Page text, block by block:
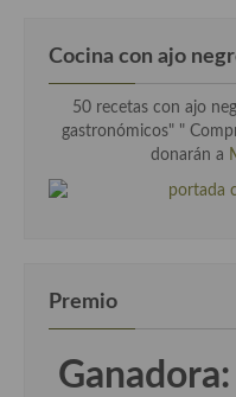
Cocina con ajo
50 recetas con ajo
gastronómicos" "
donarán a
Premio
Ganadora: